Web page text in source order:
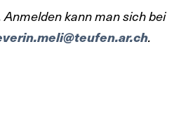
kann man sich bei
.